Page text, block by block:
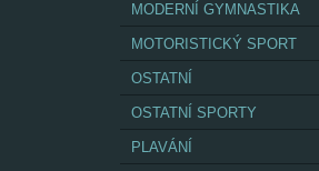
MODERNÍ GYMNASTIKA
MOTORISTICKÝ SPORT
OSTATNÍ
OSTATNÍ SPORTY
PLAVÁNÍ